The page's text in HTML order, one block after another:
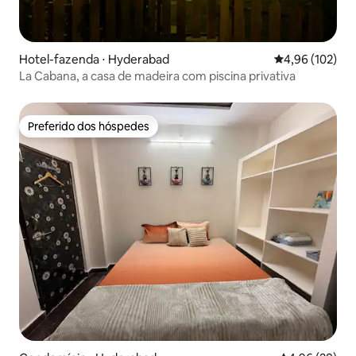
Hotel-fazenda ⋅ Hyderabad 4,96 de uma
4,96 (102)
La Cabana, a casa de madeira com piscina privativa
Preferido dos hóspedes
Preferido dos hóspedes